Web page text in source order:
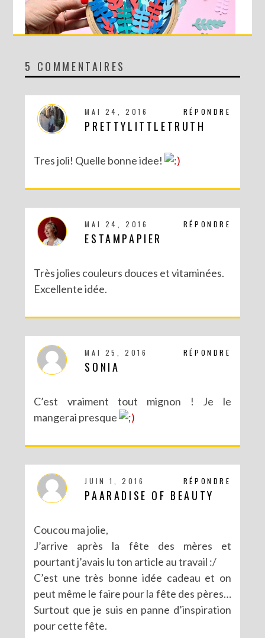
DIY MA FORÊT DE PAPIER
DIY – UN CALENDRIER DE L’AVENT TOUT EN IMAGES
5 COMMENTAIRES
RÉPONDRE
MAI 24, 2016
PRETTYLITTLETRUTH
Tres joli! Quelle bonne idee!
RÉPONDRE
MAI 24, 2016
ESTAMPAPIER
Très jolies couleurs douces et vitaminées.
Excellente idée.
RÉPONDRE
MAI 25, 2016
SONIA
C’est vraiment tout mignon ! Je le
mangerai presque
RÉPONDRE
JUIN 1, 2016
PAARADISE OF BEAUTY
Coucou ma jolie,
J’arrive après la fête des mères et
pourtant j’avais lu ton article au travail :/
C’est une très bonne idée cadeau et on
peut même le faire pour la fête des pères…
Surtout que je suis en panne d’inspiration
pour cette fête.